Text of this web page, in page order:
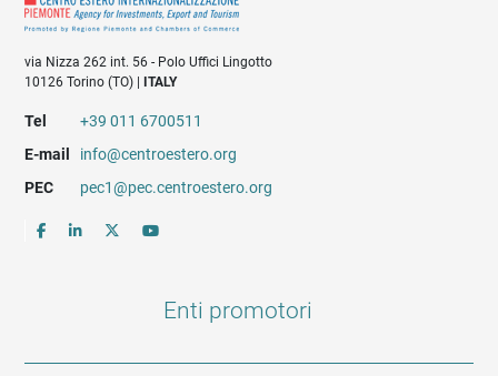
via Nizza 262 int. 56 - Polo Uffici Lingotto
10126 Torino (TO) |
ITALY
Tel
+39 011 6700511
E-mail
info@centroestero.org
PEC
pec1@pec.centroestero.org
Enti promotori